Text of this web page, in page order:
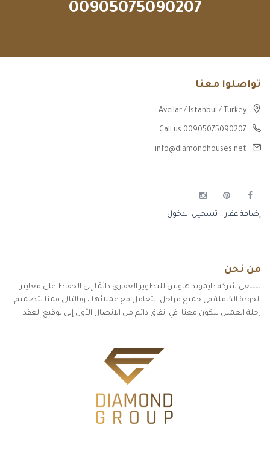
00905075090207
تواصلوا معنا
Avcilar / Istanbul / Turkey
Call us 00905075090207
info@diamondhouses.net
إضافة عقار تسجيل الدخول
من نحن
تسعى شركة دايموند هاوس للتطوير العقاري دائمًا إلى الحفاظ على معايير
الجودة الكاملة في جميع مراحل التعامل مع عملائها ، وبالتالي قمنا بتصميم
رحلة العميل ليكون معنا في اتفاق دائم من الاتصال الأول إلى توقيع العقد